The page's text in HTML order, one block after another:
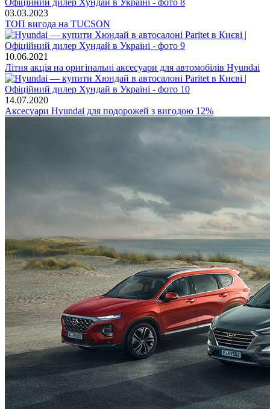
03.03.2023
ТОП вигода на TUCSON
10.06.2021
Літня акція на оригінальні аксесуари для автомобілів Hyundai
14.07.2020
Аксесуари Hyundai для подорожей з вигодою 12%